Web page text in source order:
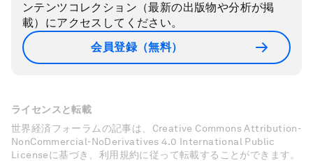
ンテンツコレクション（最新の出版物や分析が掲
載）にアクセスしてください。
会員登録（無料）
ライセンスと転載
世界経済フォーラムの記事は、Creative Commons Attribution-
NonCommercial-NoDerivatives 4.0 International Public
Licenseに基づき、利用規約に従って転載することができます。